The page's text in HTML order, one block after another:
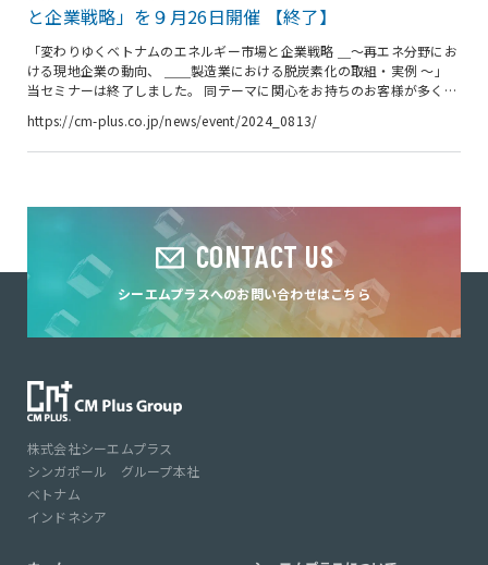
低炭素社会実行計画の取り組み）が発表されております。 ...
と企業戦略」を９月26日開催 【終了】
「変わりゆくベトナムのエネルギー市場と企業戦略 ＿～再エネ分野にお
ける現地企業の動向、 ＿＿製造業における脱炭素化の取組・実例 ～」
当セミナーは終了しました。 同テーマに関心をお持ちのお客様が多く出
解決に一助となれば幸いに存じます。 なお、後日、簡単に開催報告を追
記させていただく予定です。 以下概要の通り、山田コンサルティング
取り組みのトレンド、ならびに当社エンジニアリ...
https://cm-plus.co.jp/news/event/2024_0813/
CONTACT US
シーエムプラスへのお問い合わせはこちら
株式会社シーエムプラス
シンガポール グループ本社
ベトナム
インドネシア